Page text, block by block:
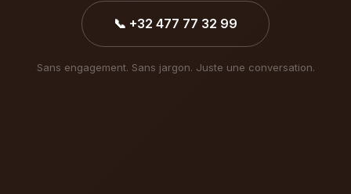
📞 +32 477 77 32 99
Sans engagement. Sans jargon. Juste une conversation.